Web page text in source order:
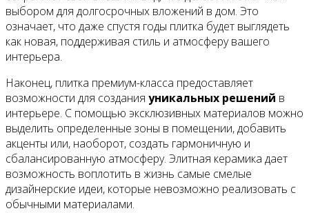
выбором для долгосрочных вложений в дом. Это
означает, что даже спустя годы плитка будет выглядеть
как новая, поддерживая стиль и атмосферу вашего
интерьера.
Наконец, плитка премиум-класса предоставляет
возможности для создания уникальных решений в
интерьере. С помощью эксклюзивных материалов можно
выделить определенные зоны в помещении, добавить
акценты или, наоборот, создать гармоничную и
сбалансированную атмосферу. Элитная керамика дает
возможность воплотить в жизнь самые смелые
дизайнерские идеи, которые невозможно реализовать с
обычными материалами.